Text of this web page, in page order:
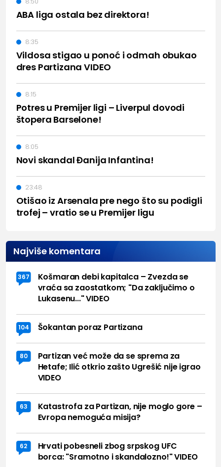
ABA liga ostala bez direktora!
Vildosa stigao u ponoć i odmah obukao
dres Partizana VIDEO
8:35
Potres u Premijer ligi – Liverpul dovodi
štopera Barselone!
8:15
Novi skandal Đanija Infantina!
8:05
Otišao iz Arsenala pre nego što su podigli
trofej – vratio se u Premijer ligu
23:48
Najviše komentara
367
Košmaran debi kapitalca – Zvezda se
vraća sa zaostatkom; "Da zaključimo o
Lukasenu..." VIDEO
104 Šokantan poraz Partizana
80
Partizan već može da se sprema za
Hetafe; Ilić otkrio zašto Ugrešić nije igrao
VIDEO
63
Katastrofa za Partizan, nije moglo gore –
Evropa nemoguća misija?
62
Hrvati pobesneli zbog srpskog UFC
borca: "Sramotno i skandalozno!" VIDEO